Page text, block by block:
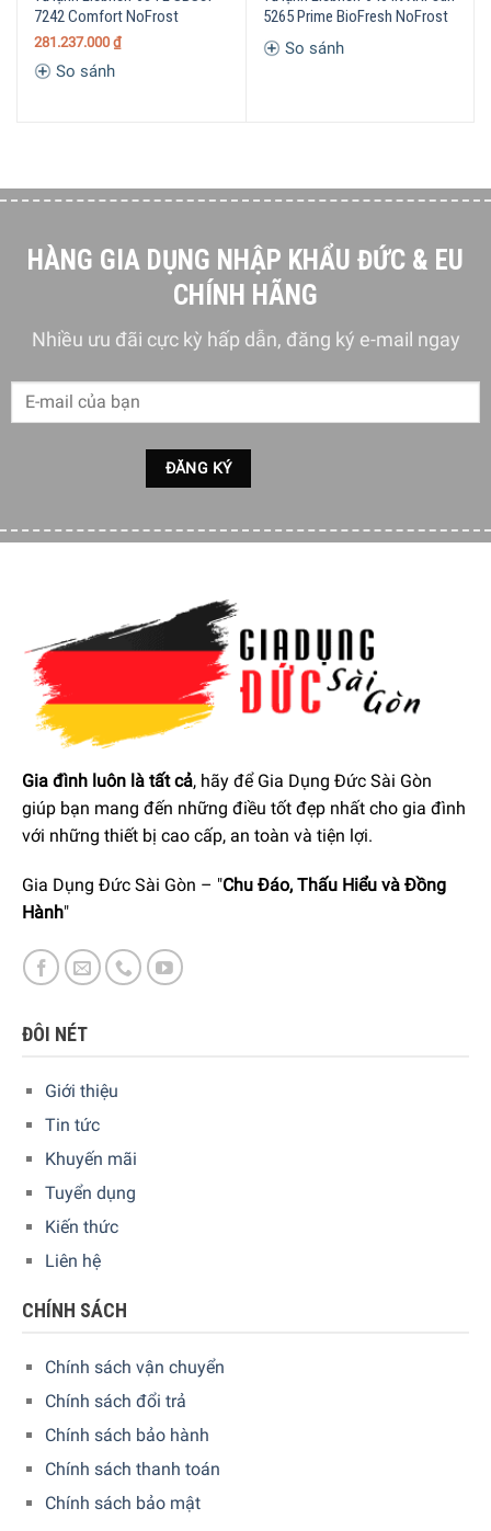
5/5 - (1 bình chọn)
7242 Comfort NoFrost
281.237.000 ₫
So sánh
5265 Prime BioFresh NoFrost
So sánh
HÀNG GIA DỤNG NHẬP KHẨU ĐỨC & EU
CHÍNH HÃNG
Nhiều ưu đãi cực kỳ hấp dẫn, đăng ký e-mail ngay
Gia đình luôn là tất cả, hãy để Gia Dụng Đức Sài Gòn
giúp bạn mang đến những điều tốt đẹp nhất cho gia đình
với những thiết bị cao cấp, an toàn và tiện lợi.
Gia Dụng Đức Sài Gòn – "Chu Đáo, Thấu Hiểu và Đồng
Hành"
ĐÔI NÉT
Giới thiệu
Tin tức
Khuyến mãi
Tuyển dụng
Kiến thức
Liên hệ
CHÍNH SÁCH
Chính sách vận chuyển
Chính sách đổi trả
Chính sách bảo hành
Chính sách thanh toán
Chính sách bảo mật